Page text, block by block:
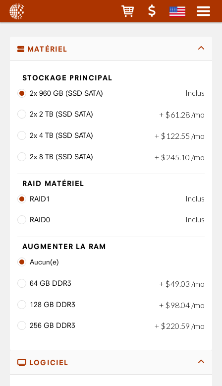
MATÉRIEL
STOCKAGE PRINCIPAL
2x 960 GB (SSD SATA)
Inclus
2x 2 TB (SSD SATA) + $61 .28 /mo
2x 4 TB (SSD SATA) + $ 122.55 /mo
2x 8 TB (SSD SATA) + $245.10 /mo
RAID MATÉRIEL
RAID1
Inclus
RAID0 Inclus
AUGMENTER LA RAM
Aucun(e)
64 GB DDR3 + $49 03 /mo
128 GB DDR3 + $9804 /mo
256 GB DDR3 + $220.59 /mo
LOGICIEL